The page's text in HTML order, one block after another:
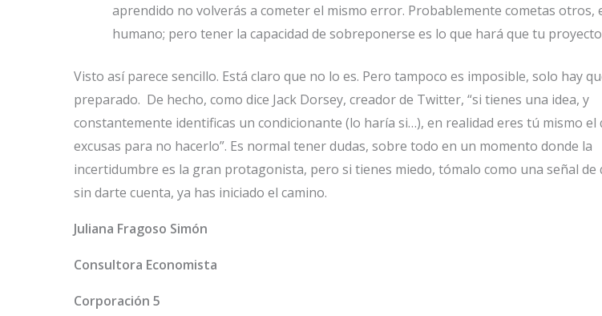
aprendido no volverás a cometer el mismo error. Probablemente cometas otros,
humano; pero tener la capacidad de sobreponerse es lo que hará que tu
Visto así parece sencillo. Está claro que no lo es. Pero tampoco es imposible, solo hay
preparado. De hecho, como dice Jack Dorsey, creador de Twitter, “si tienes una idea, y
constantemente identificas un condicionante (lo haría si…), en realidad eres tú mismo el
excusas para no hacerlo”. Es normal tener dudas, sobre todo en un momento donde la
incertidumbre es la gran protagonista, pero si tienes miedo, tómalo como una señal de
sin darte cuenta, ya has iniciado el camino.
Juliana Fragoso Simón
Consultora Economista
Corporación 5